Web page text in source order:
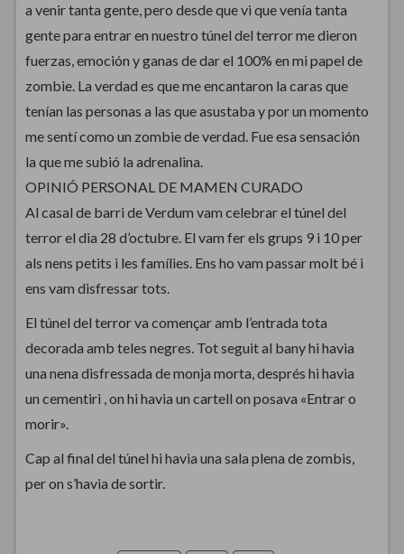
a venir tanta gente, pero desde que vi que venía tanta
gente para entrar en nuestro túnel del terror me dieron
fuerzas, emoción y ganas de dar el 100% en mi papel de
zombie. La verdad es que me encantaron la caras que
tenían las personas a las que asustaba y por un momento
me sentí como un zombie de verdad. Fue esa sensación
la que me subió la adrenalina.
OPINIÓ PERSONAL DE MAMEN CURADO
Al casal de barri de Verdum vam celebrar el túnel del
terror el dia 28 d’octubre. El vam fer els grups 9 i 10 per
als nens petits i les famílies. Ens ho vam passar molt bé i
ens vam disfressar tots.
El túnel del terror va començar amb l’entrada tota
decorada amb teles negres. Tot seguit al bany hi havia
una nena disfressada de monja morta, després hi havia
un cementiri , on hi havia un cartell on posava «Entrar o
morir».
Cap al final del túnel hi havia una sala plena de zombis,
per on s’havia de sortir.